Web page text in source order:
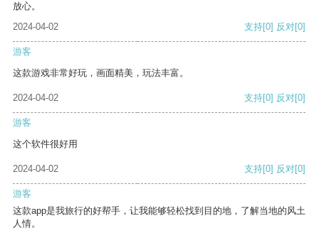
放心。
2024-04-02
支持[0] 反对[0]
游客
这款游戏非常好玩，画面精美，玩法丰富。
2024-04-02 支持[0] 反对[0]
游客
这个软件很好用
2024-04-02 支持[0] 反对[0]
游客
这款app是我旅行的好帮手，让我能够轻松找到目的地，了解当地的风土
人情。